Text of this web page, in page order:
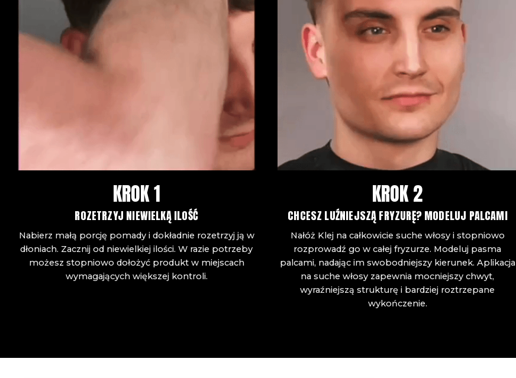
KROK 1
ROZETRZYJ NIEWIELKĄ ILOŚĆ
Nabierz małą porcję pomady i dokładnie rozetrzyj ją w
dłoniach. Zacznij od niewielkiej ilości. W razie potrzeby
możesz stopniowo dołożyć produkt w miejscach
wymagających większej kontroli.
KROK 2
CHCESZ LUŹNIEJSZĄ FRYZURĘ? MODELUJ PALCAMI
Nałóż Klej na całkowicie suche włosy i stopniowo
rozprowadź go w całej fryzurze. Modeluj pasma
palcami, nadając im swobodniejszy kierunek. Aplikacja
na suche włosy zapewnia mocniejszy chwyt,
wyraźniejszą strukturę i bardziej roztrzepane
wykończenie.